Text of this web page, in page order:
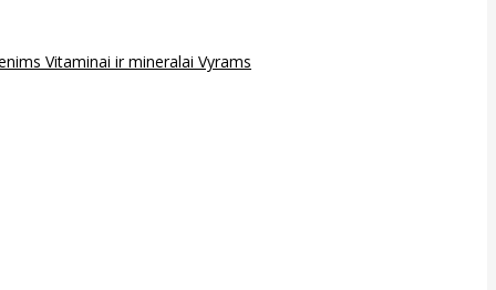
Vitaminai ir mineralai Vyrams